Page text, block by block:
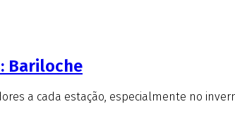
Bariloche
a cada estação, especialmente no